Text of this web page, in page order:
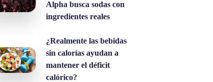
Alpha busca sodas con
ingredientes reales
¿Realmente las bebidas
sin calorías ayudan a
mantener el déficit
calórico?